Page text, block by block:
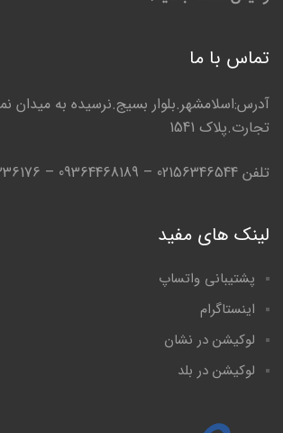
تماس با ما
آدرس:اسلامشهر.بلوار بسیج.نرسیده به میدان
تجارت.پلاک 1541
تلفن 02156346544 – 09364468189 – 09125236176
لینک های مفید
پشتیبانی واتساپ
اینستاگرام
لوکیشن در نشان
لوکیشن در بلد